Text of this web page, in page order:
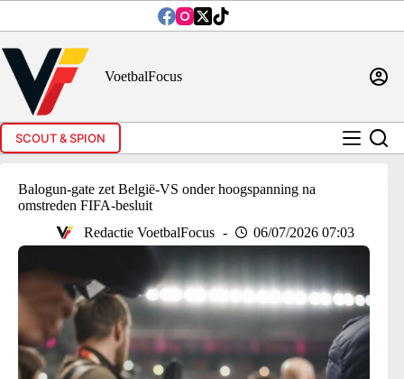
inhoud
VoetbalFocus
SCOUT & SPION
Balogun-gate zet België-VS onder hoogspanning na
omstreden FIFA-besluit
Redactie VoetbalFocus
06/07/2026 07:03